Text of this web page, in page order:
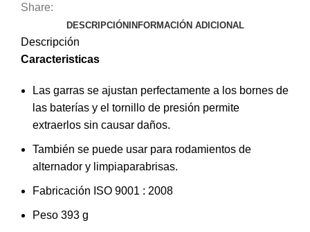
Share:
DESCRIPCIÓNINFORMACIÓN ADICIONAL
Descripción
Caracteristicas
Las garras se ajustan perfectamente a los bornes de
las baterías y el tornillo de presión permite
extraerlos sin causar daños.
También se puede usar para rodamientos de
alternador y limpiaparabrisas.
Fabricación ISO 9001 : 2008
Peso 393 g